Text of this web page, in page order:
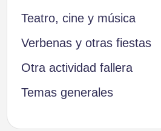
Teatro, cine y música
Verbenas y otras fiestas
Otra actividad fallera
Temas generales